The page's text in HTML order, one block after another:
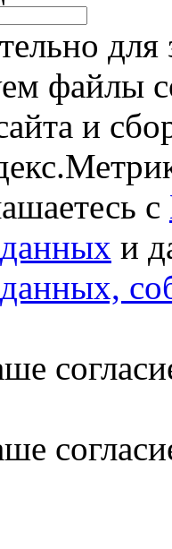
для
файлы
и
с
и